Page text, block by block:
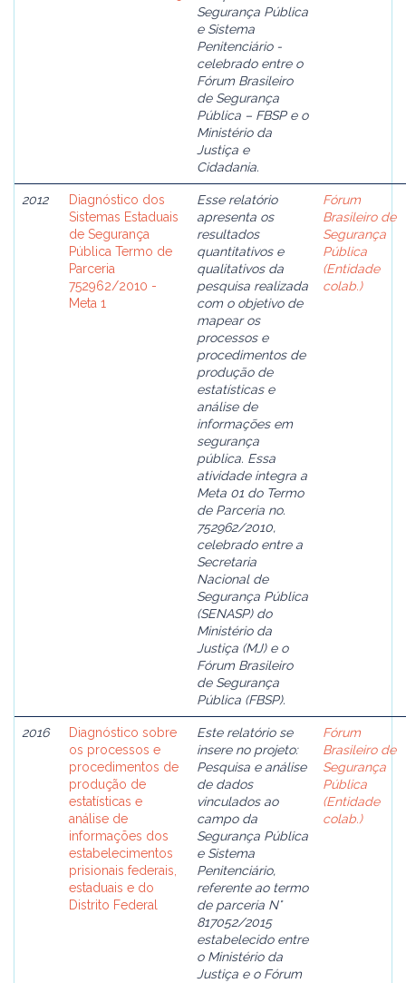
Segurança Pública
e Sistema
Penitenciário -
celebrado entre o
Fórum Brasileiro
de Segurança
Pública – FBSP e o
Ministério da
Justiça e
Cidadania.
2012
Diagnóstico dos
Sistemas Estaduais
de Segurança
Pública Termo de
Parceria
752962/2010 -
Meta 1
Esse relatório
apresenta os
resultados
quantitativos e
qualitativos da
pesquisa realizada
com o objetivo de
mapear os
processos e
procedimentos de
produção de
estatísticas e
análise de
informações em
segurança
pública. Essa
atividade integra a
Meta 01 do Termo
de Parceria no.
752962/2010,
celebrado entre a
Secretaria
Nacional de
Segurança Pública
(SENASP) do
Ministério da
Justiça (MJ) e o
Fórum Brasileiro
de Segurança
Pública (FBSP).
Fórum
Brasileiro de
Segurança
Pública
(Entidade
colab.)
2016
Diagnóstico sobre
os processos e
procedimentos de
produção de
estatísticas e
análise de
informações dos
estabelecimentos
prisionais federais,
estaduais e do
Distrito Federal
Este relatório se
insere no projeto:
Pesquisa e análise
de dados
vinculados ao
campo da
Segurança Pública
e Sistema
Penitenciário,
referente ao termo
de parceria N°
817052/2015
estabelecido entre
o Ministério da
Justiça e o Fórum
Fórum
Brasileiro de
Segurança
Pública
(Entidade
colab.)